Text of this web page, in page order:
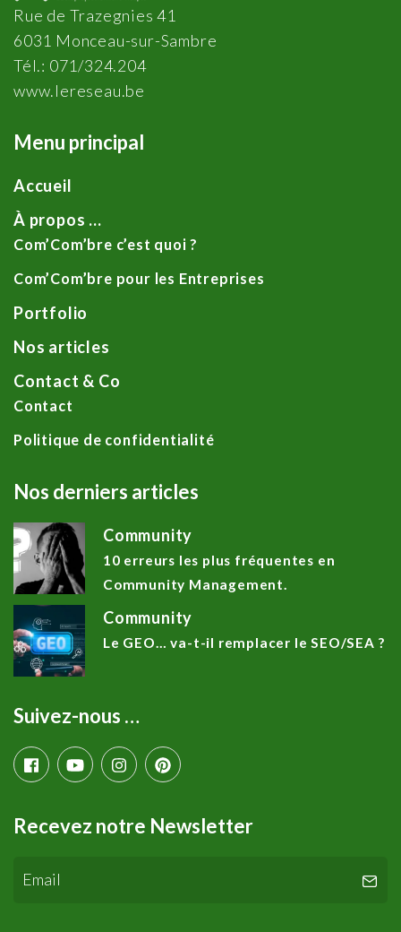
Rue de Trazegnies 41
6031 Monceau-sur-Sambre
Tél.: 071/324.204
www.lereseau.be
Menu principal
Accueil
À propos …
Com’Com’bre c’est quoi ?
Com’Com’bre pour les Entreprises
Portfolio
Nos articles
Contact & Co
Contact
Politique de confidentialité
Nos derniers articles
Community
10 erreurs les plus fréquentes en
Community Management.
Community
Le GEO… va-t-il remplacer le SEO/SEA ?
Suivez-nous …
Recevez notre Newsletter